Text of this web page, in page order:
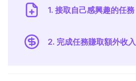
1. 接取自己感興趣的任務
2. 完成任務賺取額外收入